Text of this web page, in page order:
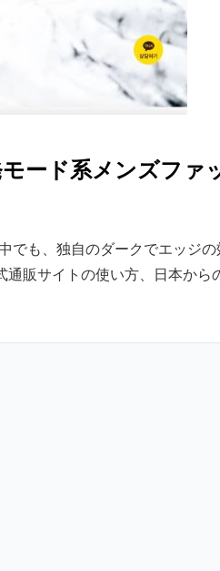
ード系メンズフ
も、独自のダークでエッジ
販サイトの使い方、日本から